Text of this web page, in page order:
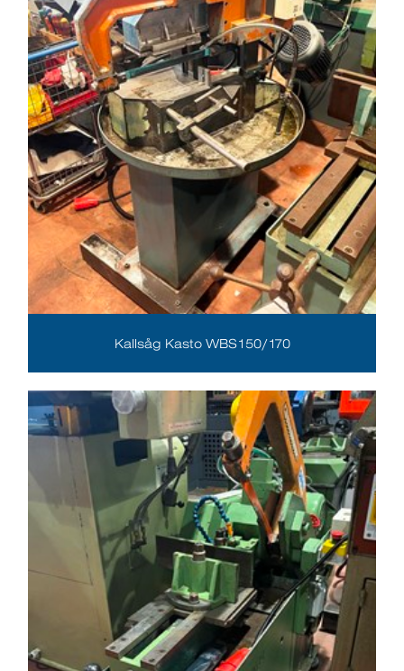
Kallsåg Kasto WBS150/170